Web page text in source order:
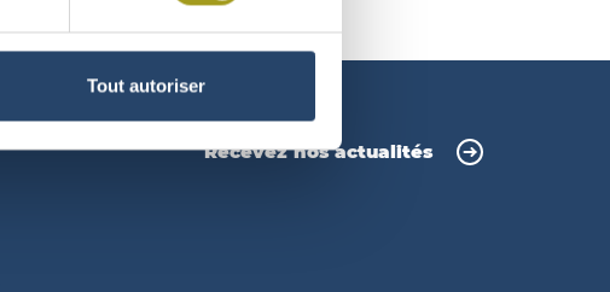
Tout autoriser
Recevez nos actualités